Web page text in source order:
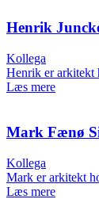
Henrik
Kollega
Henrik er arkitekt
Læs mere
Mark Fænø
Kollega
Mark er arkitekt
Læs mere